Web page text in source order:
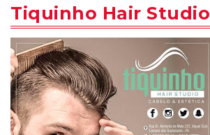
Tiquinho Hair Studio